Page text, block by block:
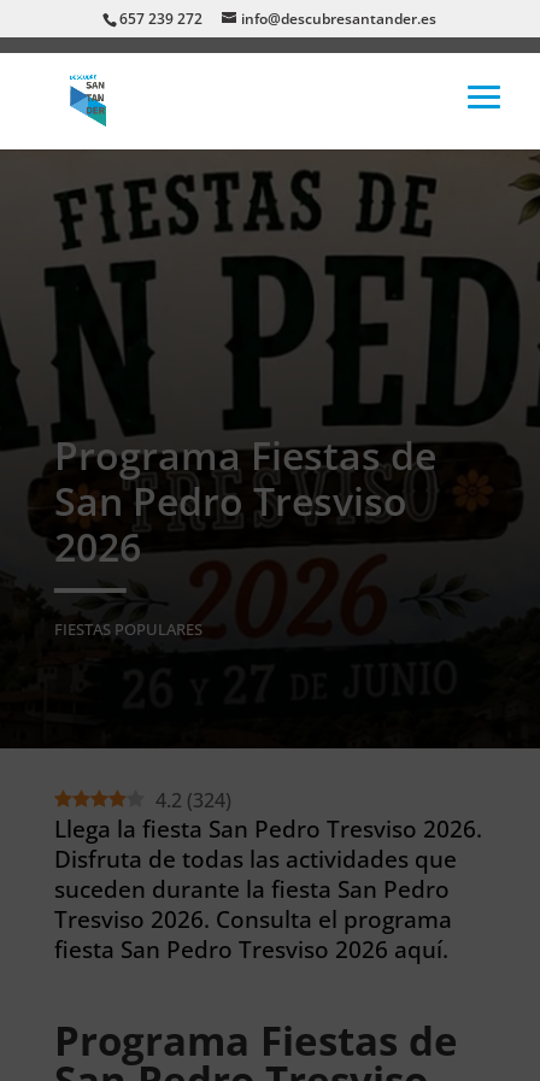
657 239 272 info@descubresantander.es
Programa Fiestas de
San Pedro Tresviso
2026
FIESTAS POPULARES
4.2 (324)
Llega la fiesta San Pedro Tresviso 2026.
Disfruta de todas las actividades que
suceden durante la fiesta San Pedro
Tresviso 2026. Consulta el programa
fiesta San Pedro Tresviso 2026 aquí.
Programa Fiestas de